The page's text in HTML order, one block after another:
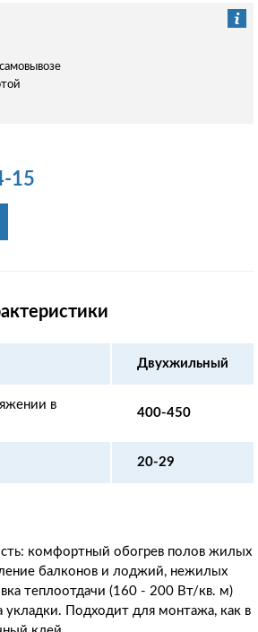
15
Двухжильный
в
400-450
20-29
комфортный обогрев полов жилых
балконов и лоджий, нежилых
теплоотдачи (160 - 200 Вт/кв. м)
укладки. Подходит для монтажа, как в